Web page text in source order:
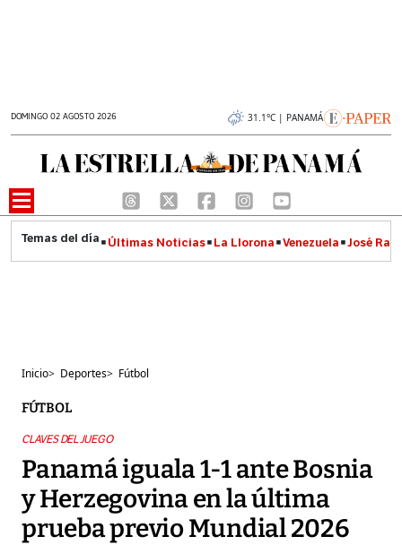
DOMINGO 02 AGOSTO 2026 31.1°C | PANAMÁ
Últimas Noticias La Llorona Venezuela José
Inicio> Deportes> Fútbol
FÚTBOL
CLAVES DEL JUEGO
Panamá iguala 1-1 ante Bosnia
y Herzegovina en la última
prueba previo Mundial 2026